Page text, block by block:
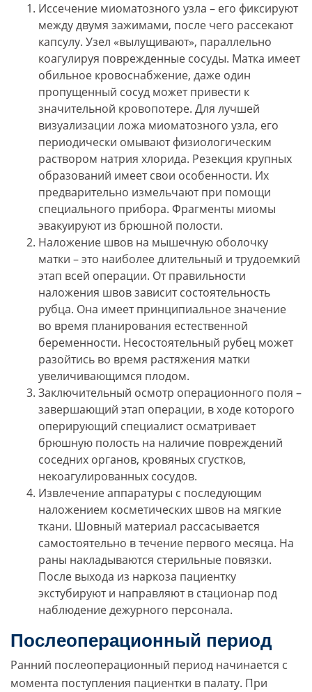
Иссечение миоматозного узла – его фиксируют
между двумя зажимами, после чего рассекают
капсулу. Узел «вылущивают», параллельно
коагулируя поврежденные сосуды. Матка имеет
обильное кровоснабжение, даже один
пропущенный сосуд может привести к
значительной кровопотере. Для лучшей
визуализации ложа миоматозного узла, его
периодически омывают физиологическим
раствором натрия хлорида. Резекция крупных
образований имеет свои особенности. Их
предварительно измельчают при помощи
специального прибора. Фрагменты миомы
эвакуируют из брюшной полости.
Наложение швов на мышечную оболочку
матки – это наиболее длительный и трудоемкий
этап всей операции. От правильности
наложения швов зависит состоятельность
рубца. Она имеет принципиальное значение
во время планирования естественной
беременности. Несостоятельный рубец может
разойтись во время растяжения матки
увеличивающимся плодом.
Заключительный осмотр операционного поля –
завершающий этап операции, в ходе которого
оперирующий специалист осматривает
брюшную полость на наличие повреждений
соседних органов, кровяных сгустков,
некоагулированных сосудов.
Извлечение аппаратуры с последующим
наложением косметических швов на мягкие
ткани. Шовный материал рассасывается
самостоятельно в течение первого месяца. На
раны накладываются стерильные повязки.
После выхода из наркоза пациентку
экстубируют и направляют в стационар под
наблюдение дежурного персонала.
Послеоперационный период
Ранний послеоперационный период начинается с
момента поступления пациентки в палату. При